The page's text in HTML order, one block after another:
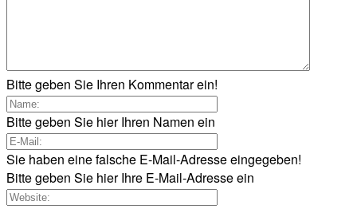
Bitte geben Sie Ihren Kommentar ein!
Bitte geben Sie hier Ihren Namen ein
Sie haben eine falsche E-Mail-Adresse eingegeben!
Bitte geben Sie hier Ihre E-Mail-Adresse ein